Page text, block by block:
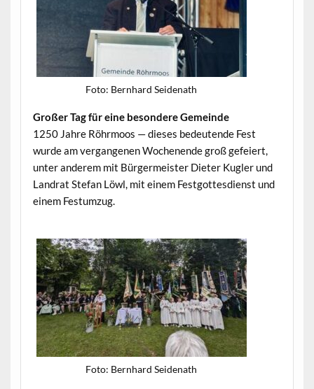
Foto: Bern­hard Seidenath
Großer Tag für eine beson­dere Gemeinde
1250 Jahre Röhrmoos — dieses bedeu­tende Fest
wurde am ver­gan­genen Woch­enende groß gefeiert,
unter anderem mit Bürg­er­meis­ter Dieter Kugler und
Lan­drat Ste­fan Löwl, mit einem Fest­gottes­di­enst und
einem Festumzug.
Foto: Bern­hard Seidenath